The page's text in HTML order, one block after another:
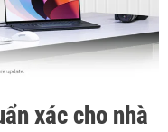
xác cho nhà